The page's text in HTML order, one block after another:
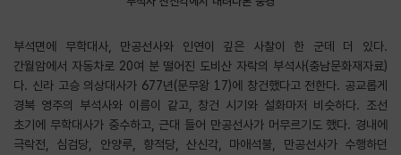
부석면에 무학대사, 만공선사와 인연이 깊은 사찰이 한 군데 더 있다.
간월암에서 자동차로 20여 분 떨어진 도비산 자락의 부석사(충남문화재자료)
다. 신라 고승 의상대사가 677년(문무왕 17)에 창건했다고 전한다. 공교롭게
경북 영주의 부석사와 이름이 같고, 창건 시기와 설화마저 비슷하다. 조선
초기에 무학대사가 중수하고, 근대 들어 만공선사가 머무르기도 했다. 경내에
극락전, 심검당, 안양루, 향적당, 산신각, 마애석불, 만공선사가 수행하던